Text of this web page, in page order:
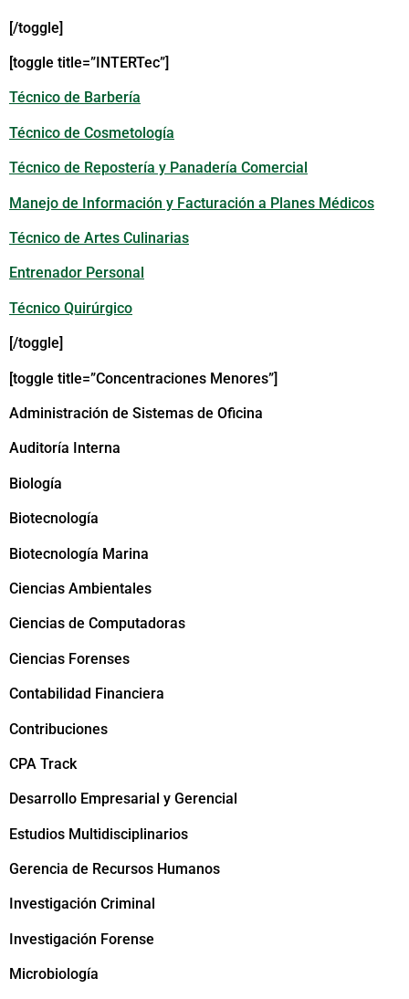
[/toggle]
[toggle title=”INTERTec”]
Técnico de Barbería
Técnico de Cosmetología
Técnico de Repostería y Panadería Comercial
Manejo de Información y Facturación a Planes Médicos
Técnico de Artes Culinarias
Entrenador Personal
Técnico Quirúrgico
[/toggle]
[toggle title=”Concentraciones Menores”]
Administración de Sistemas de Oficina
Auditoría Interna
Biología
Biotecnología
Biotecnología Marina
Ciencias Ambientales
Ciencias de Computadoras
Ciencias Forenses
Contabilidad Financiera
Contribuciones
CPA Track
Desarrollo Empresarial y Gerencial
Estudios Multidisciplinarios
Gerencia de Recursos Humanos
Investigación Criminal
Investigación Forense
Microbiología